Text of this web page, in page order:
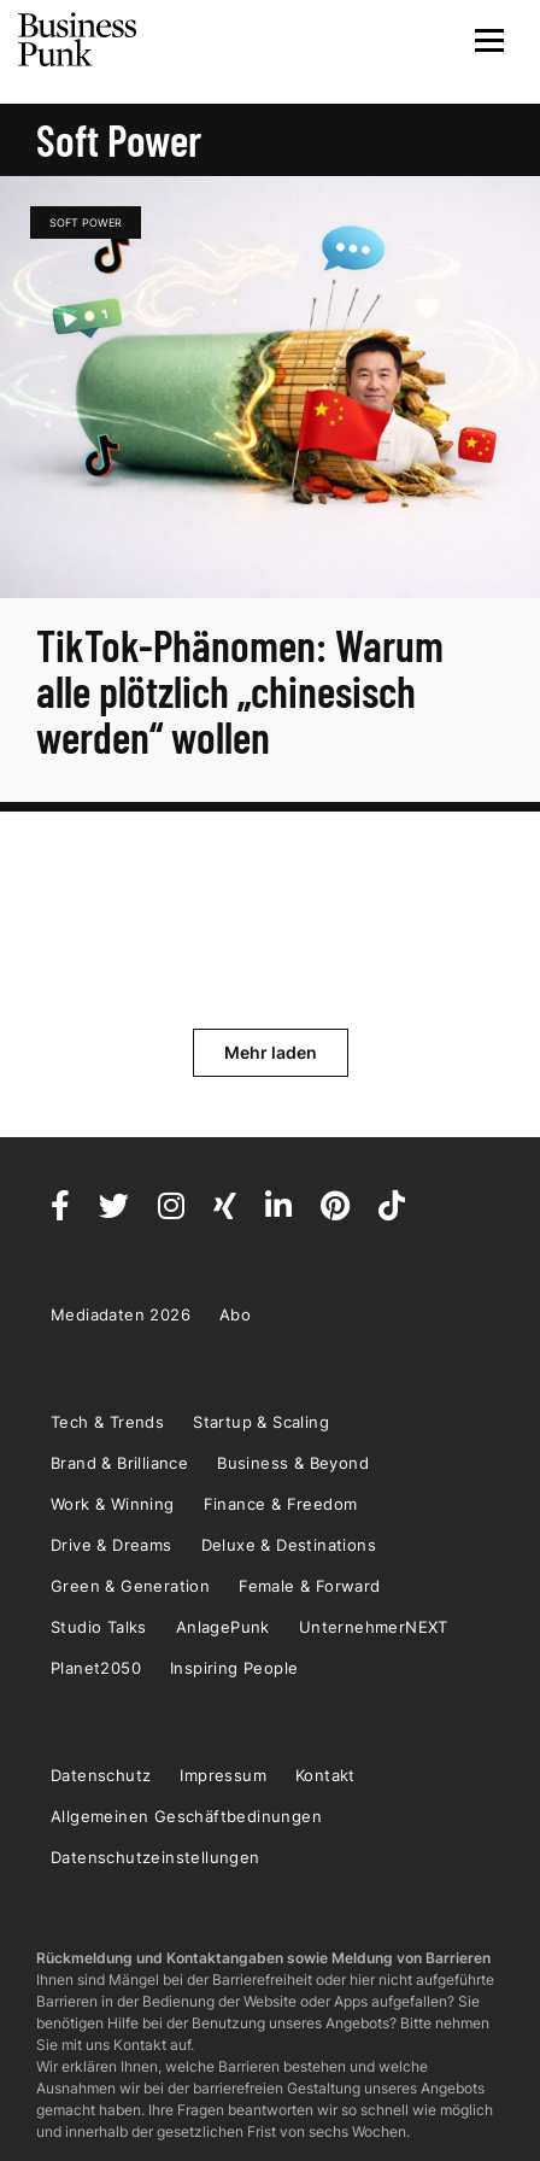
Soft Power
SOFT POWER
TikTok-Phänomen: Warum
alle plötzlich „chinesisch
werden“ wollen
Mehr laden
Mediadaten 2026 Abo
Tech & Trends Startup & Scaling
Brand & Brilliance Business & Beyond
Work & Winning Finance & Freedom
Drive & Dreams Deluxe & Destinations
Green & Generation Female & Forward
Studio Talks AnlagePunk UnternehmerNEXT
Planet2050 Inspiring People
Datenschutz Impressum Kontakt
Allgemeinen Geschäftbedinungen
Datenschutzeinstellungen
Rückmeldung und Kontaktangaben sowie Meldung von Barrieren
Ihnen sind Mängel bei der Barrierefreiheit oder hier nicht aufgeführte
Barrieren in der Bedienung der Website oder Apps aufgefallen? Sie
benötigen Hilfe bei der Benutzung unseres Angebots? Bitte nehmen
Sie mit uns Kontakt auf.
Wir erklären Ihnen, welche Barrieren bestehen und welche
Ausnahmen wir bei der barrierefreien Gestaltung unseres Angebots
gemacht haben. Ihre Fragen beantworten wir so schnell wie möglich
und innerhalb der gesetzlichen Frist von sechs Wochen.